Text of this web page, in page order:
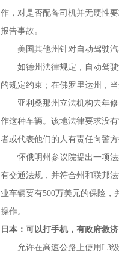
作，对是否配备司机并无硬性
报告事故。
美国其他州针对自动驾驶汽
如德州法律规定，自动驾驶
的规定约束；在佛罗里达州，
亚利桑那州立法机构去年修
作这种车辆。该地法律要求没
者或代表他们的人有责任向警
怀俄明州参议院提出一项法
有交通法规，并符合州和联邦
业车辆要有500万美元的保险
操作。
日本：可以打手机，有政府救济
允许在高速公路上使用L3级